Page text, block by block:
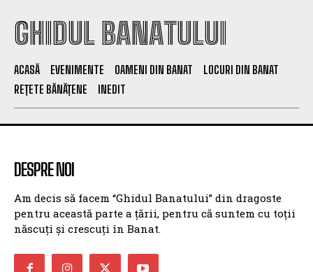
GHIDUL BANATULUI
ACASĂ EVENIMENTE OAMENI DIN BANAT
LOCURI DIN BANAT
REȚETE BĂNĂȚENE
INEDIT
DESPRE NOI
Am decis să facem “Ghidul Banatului” din dragoste
pentru această parte a țării, pentru că suntem cu toții
născuți și crescuți în Banat.